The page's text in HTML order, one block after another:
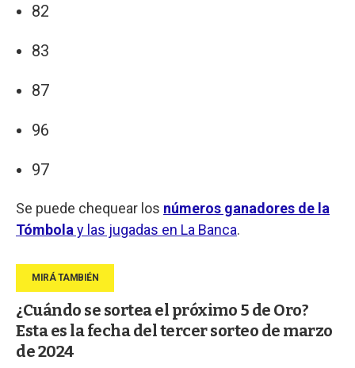
82
83
87
96
97
Se puede chequear los números ganadores de la
Tómbola y las jugadas en La Banca.
¿Cuándo se sortea el próximo 5 de Oro?
Esta es la fecha del tercer sorteo de marzo
de 2024